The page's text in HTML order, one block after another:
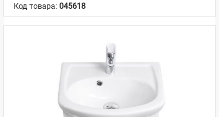
Код товара: 045618